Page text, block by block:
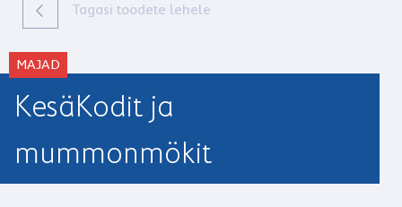
Tagasi toodete lehele
MAJAD
KesäKodit ja
mummonmökit